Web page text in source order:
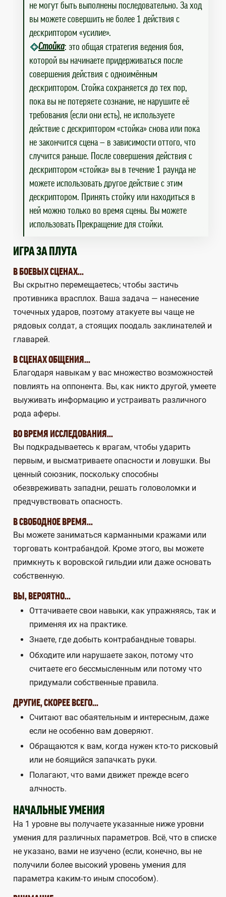
не могут быть выполнены последовательно. За ход
вы можете совершить не более 1 действия с
дескриптором «усилие».
Стойка: это общая стратегия ведения боя,
которой вы начинаете придерживаться после
совершения действия с одноимённым
дескриптором. Стойка сохраняется до тех пор,
пока вы не потеряете сознание, не нарушите её
требования (если они есть), не используете
действие с дескриптором «стойка» снова или пока
не закончится сцена — в зависимости оттого, что
случится раньше. После совершения действия с
дескриптором «стойка» вы в течение 1 раунда не
можете использовать другое действие с этим
дескриптором. Принять стойку или находиться в
ней можно только во время сцены. Вы можете
использовать Прекращение для стойки.
ИГРА ЗА ПЛУТА
В БОЕВЫХ СЦЕНАХ...
Вы скрытно перемещаетесь; чтобы застичь
противника врасплох. Ваша задача — нанесение
точечных ударов, поэтому атакуете вы чаще не
рядовых солдат, а стоящих поодаль заклинателей и
главарей.
В СЦЕНАХ ОБЩЕНИЯ...
Благодаря навыкам у вас множество возможностей
повлиять на оппонента. Вы, как никто другой, умеете
выуживать информацию и устраивать различного
рода аферы.
ВО ВРЕМЯ ИССЛЕДОВАНИЯ...
Вы подкрадываетесь к врагам, чтобы ударить
первым, и высматриваете опасности и ловушки. Вы
ценный союзник, поскольку способны
обезвреживать западни, решать головоломки и
предчувствовать опасность.
В СВОБОДНОЕ ВРЕМЯ...
Вы можете заниматься карманными кражами или
торговать контрабандой. Кроме этого, вы можете
примкнуть к воровской гильдии или даже основать
собственную.
ВЫ, ВЕРОЯТНО...
Оттачиваете свои навыки, как упражняясь, так и
применяя их на практике.
Знаете, где добыть контрабандные товары.
Обходите или нарушаете закон, потому что
считаете его бессмысленным или потому что
придумали собственные правила.
ДРУГИЕ, СКОРЕЕ ВСЕГО...
Считают вас обаятельным и интересным, даже
если не особенно вам доверяют.
Обращаются к вам, когда нужен кто-то рисковый
или не боящийся запачкать руки.
Полагают, что вами движет прежде всего
алчность.
НАЧАЛЬНЫЕ УМЕНИЯ
На 1 уровне вы получаете указанные ниже уровни
умения для различных параметров. Всё, что в списке
не указано, вами не изучено (если, конечно, вы не
получили более высокий уровень умения для
параметра каким-то иным способом).